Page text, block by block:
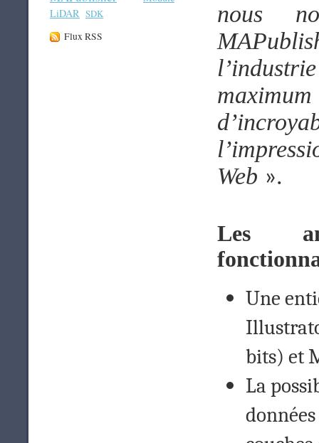
LiDAR SDK
Flux RSS
nous
Web ».
Les
Une
bits) et
La